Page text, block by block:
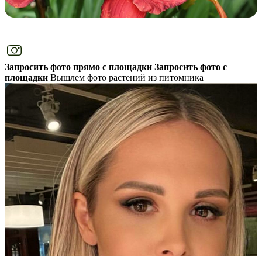
Запросить фото прямо с площадки Запросить фото с
площадки Вышлем фото растений из питомника